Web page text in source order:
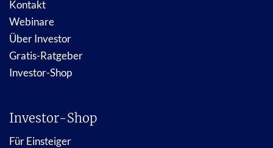
Kontakt
Webinare
Über Investor
Gratis-Ratgeber
Investor-Shop
Investor-Shop
Für Einsteiger